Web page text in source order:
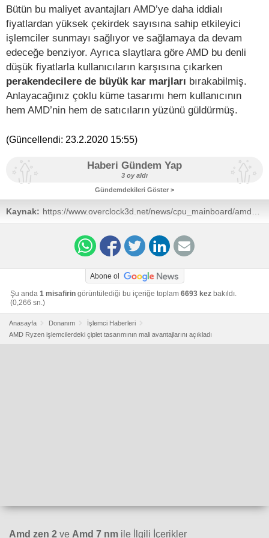
Bütün bu maliyet avantajları AMD’ye daha iddialı
fiyatlardan yüksek çekirdek sayısına sahip etkileyici
işlemciler sunmayı sağlıyor ve sağlamaya da devam
edeceğe benziyor. Ayrıca slaytlara göre AMD bu denli
düşük fiyatlarla kullanıcıların karşısına çıkarken
perakendecilere de büyük kar marjları bırakabilmiş.
Anlayacağınız çoklu küme tasarımı hem kullanıcının
hem AMD’nin hem de satıcıların yüzünü güldürmüş.
(Güncellendi: 23.2.2020 15:55)
Haberi Gündem Yap
3 oy aldı
Gündemdekileri Göster >
Kaynak: https://www.overclock3d.net/news/cpu_mainboard/
_incredible_savings/1
Abone ol
Şu anda 1 misafirin görüntülediği bu içeriğe toplam 6693 kez bakıldı.
(0,266 sn.)
Anasayfa Donanım
İşlemci Haberleri
AMD Ryzen işlemcilerdeki çiplet tasarımının mali avantajlarını açıkladı
Amd zen 2 ve Amd 7 nm ile İlgili İçerikler